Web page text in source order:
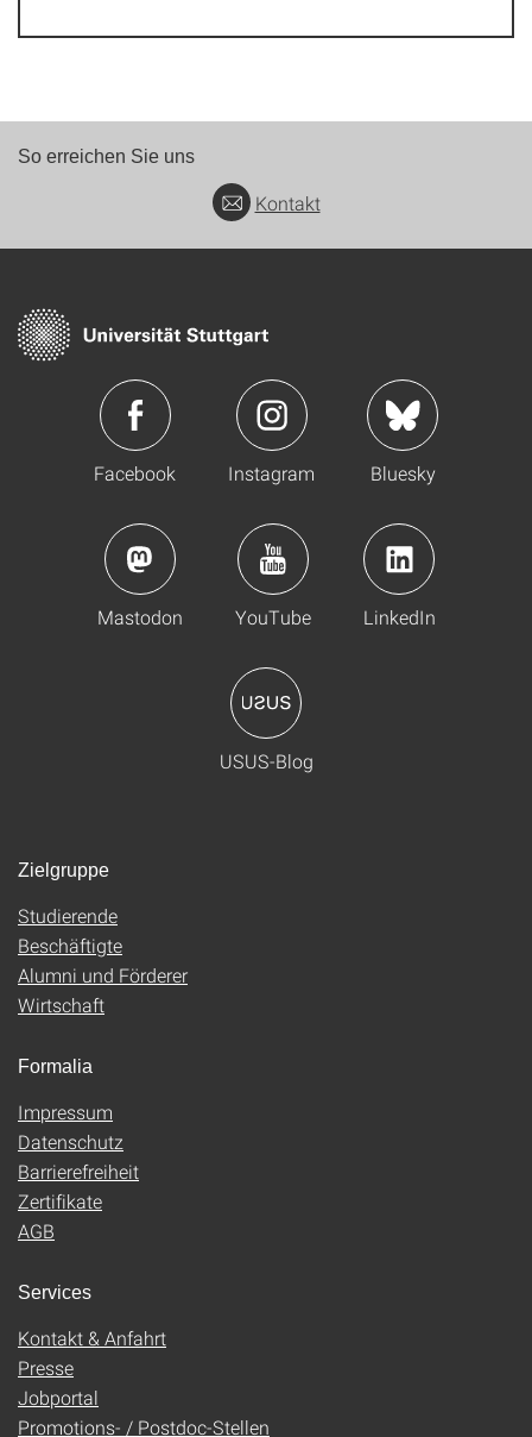
So erreichen Sie uns
Kontakt
Facebook Instagram Bluesky
Mastodon YouTube LinkedIn
USUS-Blog
Zielgruppe
Studierende
Beschäftigte
Alumni und Förderer
Wirtschaft
Formalia
Impressum
Datenschutz
Barrierefreiheit
Zertifikate
AGB
Services
Kontakt & Anfahrt
Presse
Jobportal
Promotions- / Postdoc-Stellen